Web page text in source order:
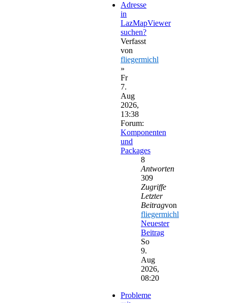
Adresse
in
LazMapViewer
suchen?
Verfasst
von
fliegermichl
»
Fr
7.
Aug
2026,
13:38
Forum:
Komponenten
und
Packages
8
Antworten
309
Zugriffe
Letzter
Beitragvon
fliegermichl
Neuester
Beitrag
So
9.
Aug
2026,
08:20
Probleme